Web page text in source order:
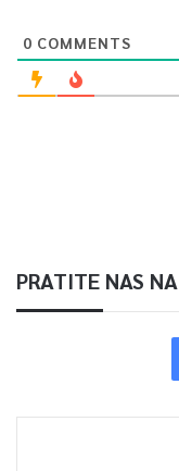
0 COMMENTS
PRATITE NAS NA